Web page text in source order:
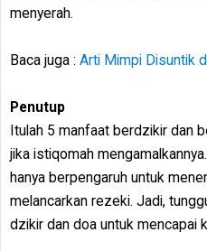
menyerah.
Baca juga : Arti Mimpi Disuntik
Penutup
Itulah 5 manfaat berdzikir dan
jika istiqomah
hanya berpengaruh untuk
melancarkan rezeki. Jadi,
dzikir dan doa untuk mencapai